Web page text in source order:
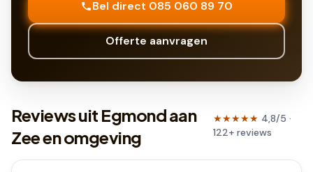
Bel direct 085 060 89 70
Offerte aanvragen
Reviews uit Egmond aan
Zee en omgeving
★★★★★ 4,8/5 ·
122+reviews